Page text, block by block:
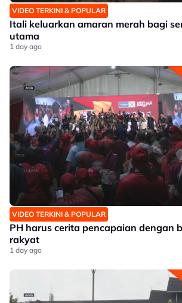
VIDEO TERKINI & POPULAR
Itali keluarkan amaran merah bagi
utama
1 day ago
VIDEO TERKINI & POPULAR
PH harus cerita pencapaian dengan
rakyat
1 day ago